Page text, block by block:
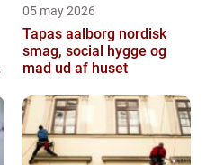
05 may 2026
Tapas aalborg nordisk
smag, social hygge og
mad ud af huset